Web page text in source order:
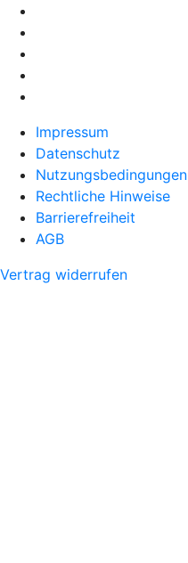
Impressum
Datenschutz
Nutzungsbedingungen
Rechtliche Hinweise
Barrierefreiheit
AGB
Vertrag widerrufen